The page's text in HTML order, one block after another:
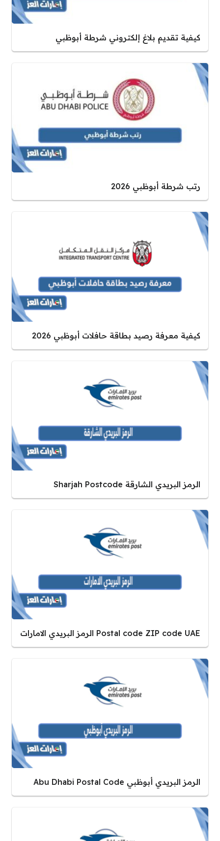
كيفية تقديم بلاغ إلكتروني شرطة أبوظبي
رتب شرطة أبوظبي 2026
كيفية معرفة رصيد بطاقة حافلات أبوظبي 2026
الرمز البريدي الشارقة Sharjah Postcode
Postal code ZIP code UAE الرمز البريدي الامارات
الرمز البريدي أبوظبي Abu Dhabi Postal Code